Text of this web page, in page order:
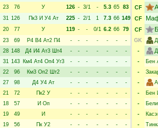
23 76 У 126 - 3/1 - 5.3 65 83
31 126 Пк3 И У4 Ат 225 - 2/1 1 7.3 66 149
20 77 У 119 - - 0/1 6.2 66 79
23 69 Р4 В4 Ат2 П4 - - - - - -
-
28 148 Д4 И4 Ат3 Шт4 - - - - - -
-
31 143 Км4 Ат4 Оп4 Уг3 - - - - - -
-
22 96 Км3 Оп2 Шт2 - - - - - -
-
27 98 Д4 У4 Ат - - - - - -
-
21 72 Пк2 У - - - - - -
-
18 57 И Оп - - - - - -
-
19 49 И - - - - - -
-
19 56 Пк У2 - - - - - - -
CF
CF
CF
GK
-
-
Бен
-
-
-
Бен
-
-
-